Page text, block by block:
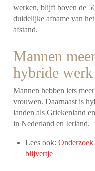
werken, blijft boven de
duidelijke afname van
afstand.
Mannen
hybride werk
Mannen hebben iets
vrouwen. Daarnaast is
landen als Griekenland
in Nederland en Ierland.
Lees ook:
blijvertje